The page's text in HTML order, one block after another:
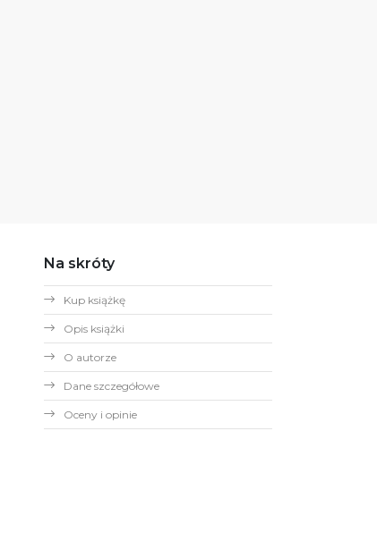
Na skróty
Kup książkę
Opis książki
O autorze
Dane szczegółowe
Oceny i opinie